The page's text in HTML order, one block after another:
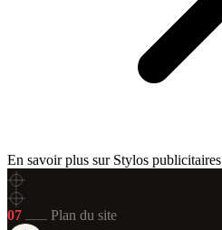
En savoir plus sur Stylos publicitaires
07 Plan du site